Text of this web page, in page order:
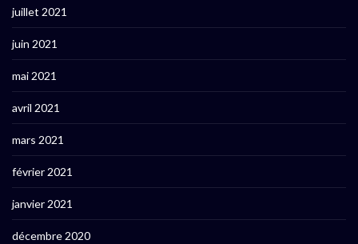
juillet 2021
juin 2021
mai 2021
avril 2021
mars 2021
février 2021
janvier 2021
décembre 2020